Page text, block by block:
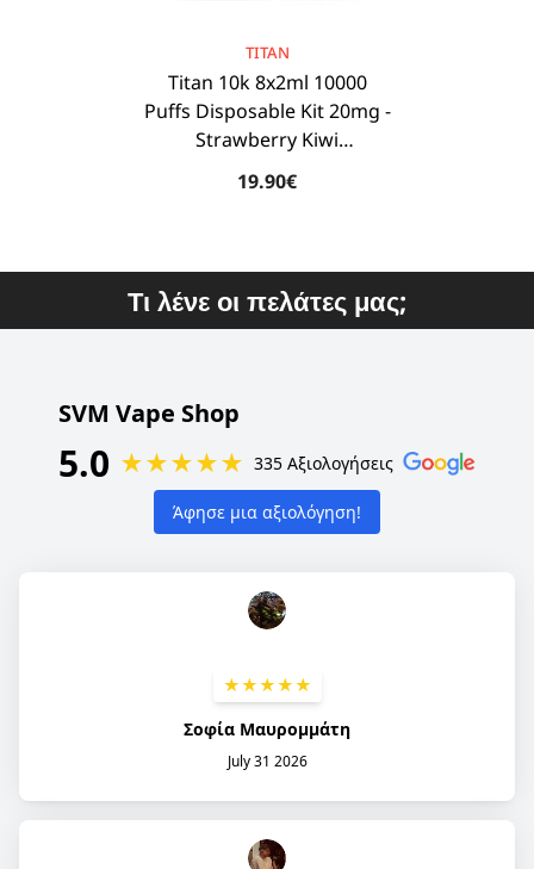
TITAN
Titan 10k 8x2ml 10000
Puffs Disposable Kit 20mg -
Strawberry Kiwi
Watermelon
19.90€
Τι λένε οι πελάτες μας;